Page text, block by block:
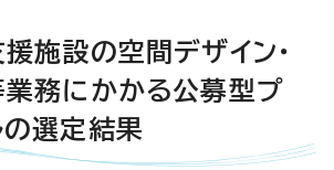
施設の空間デザイン・
務にかかる公募型プ
選定結果